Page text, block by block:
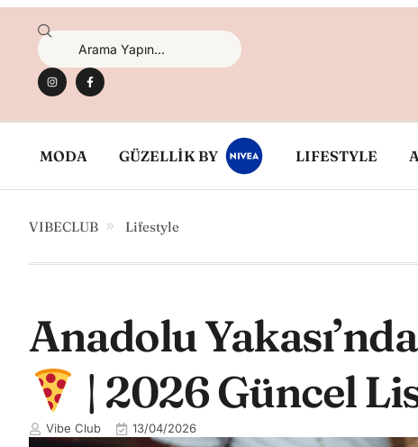
MODA GÜZELLİK BY LIFESTYLE
VIBECLUB Lifestyle
Anadolu
| 2026 Güncel
Vibe Club 13/04/2026